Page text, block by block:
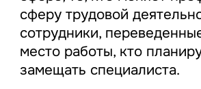
сферу трудовой
сотрудники,
место работы, кто
замещать специалиста.